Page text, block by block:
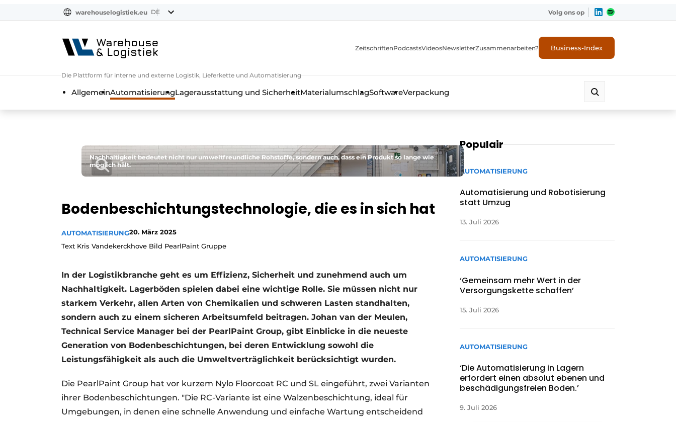
warehouselogistiek.eu DE Volg ons op
Die Plattform für interne und externe Logistik, Lieferkette und Automatisierung
ZeitschriftenPodcastsVideosNewsletterZusammenarbeiten? Business-Index
AllgemeinAutomatisierungLagerausstattung und SicherheitMaterialumschlagSoftwareVerpackung
Nachhaltigkeit bedeutet nicht nur umweltfreundliche Rohstoffe, sondern auch, dass ein Produkt so lange wie
möglich hält.
Bodenbeschichtungstechnologie, die es in sich hat
AUTOMATISIERUNG20. März 2025
Text Kris Vandekerckhove Bild PearlPaint Gruppe
In der Logistikbranche geht es um Effizienz, Sicherheit und zunehmend auch um
Nachhaltigkeit. Lagerböden spielen dabei eine wichtige Rolle. Sie müssen nicht nur
starkem Verkehr, allen Arten von Chemikalien und schweren Lasten standhalten,
sondern auch zu einem sicheren Arbeitsumfeld beitragen. Johan van der Meulen,
Technical Service Manager bei der PearlPaint Group, gibt Einblicke in die neueste
Generation von Bodenbeschichtungen, bei deren Entwicklung sowohl die
Leistungsfähigkeit als auch die Umweltverträglichkeit berücksichtigt wurden.
Die PearlPaint Group hat vor kurzem Nylo Floorcoat RC und SL eingeführt, zwei Varianten
ihrer Bodenbeschichtungen. "Die RC-Variante ist eine Walzenbeschichtung, ideal für
Umgebungen, in denen eine schnelle Anwendung und einfache Wartung entscheidend
Populair
AUTOMATISIERUNG
Automatisierung und Robotisierung
statt Umzug
13. Juli 2026
AUTOMATISIERUNG
‘Gemeinsam mehr Wert in der
Versorgungskette schaffen’
15. Juli 2026
AUTOMATISIERUNG
‘Die Automatisierung in Lagern
erfordert einen absolut ebenen und
beschädigungsfreien Boden.’
9. Juli 2026